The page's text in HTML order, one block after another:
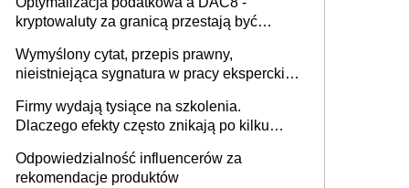
kryptowaluty za granicą przestają być
Wymyślony cytat, przepis prawny,
nieistniejąca sygnatura w pracy eksperckiej -
firmie
Firmy wydają tysiące na szkolenia.
Dlaczego efekty często znikają po kilku
Odpowiedzialność influencerów za
rekomendacje produktów